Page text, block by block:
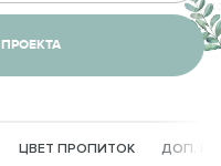
ЦВЕТ ПРОПИТОК ДОП.